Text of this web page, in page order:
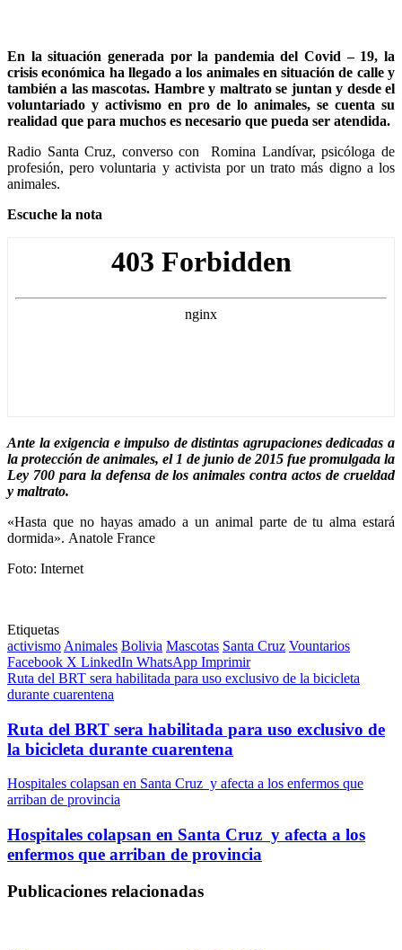
En la situación generada por la pandemia del Covid – 19, la
crisis económica ha llegado a los animales en situación de calle y
también a las mascotas. Hambre y maltrato se juntan y desde el
voluntariado y activismo en pro de lo animales, se cuenta su
realidad que para muchos es necesario que pueda ser atendida.
Radio Santa Cruz, converso con Romina Landívar, psicóloga de
profesión, pero voluntaria y activista por un trato más digno a los
animales.
Escuche la nota
Ante la exigencia e impulso de distintas agrupaciones dedicadas a
la protección de animales, el 1 de junio de 2015 fue promulgada la
Ley 700 para la defensa de los animales contra actos de crueldad
y maltrato.
«Hasta que no hayas amado a un animal parte de tu alma estará
dormida». Anatole France
Foto: Internet
Etiquetas
activismo Animales Bolivia Mascotas Santa Cruz Vountarios
Facebook X LinkedIn WhatsApp Imprimir
Ruta del BRT sera habilitada para uso exclusivo de la bicicleta
durante cuarentena
Ruta del BRT sera habilitada para uso exclusivo de
la bicicleta durante cuarentena
Hospitales colapsan en Santa Cruz y afecta a los enfermos que
arriban de provincia
Hospitales colapsan en Santa Cruz y afecta a los
enfermos que arriban de provincia
Publicaciones relacionadas